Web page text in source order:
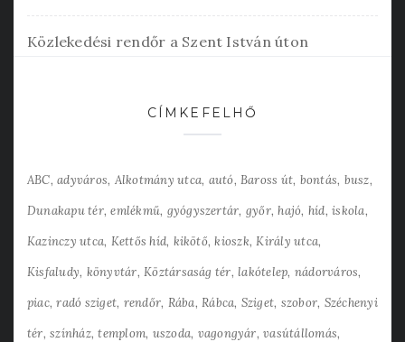
Közlekedési rendőr a Szent István úton
CÍMKEFELHŐ
ABC adyváros Alkotmány utca autó Baross út bontás busz
Dunakapu tér emlékmű gyógyszertár győr hajó híd iskola
Kazinczy utca Kettős híd kikötő kioszk Király utca
Kisfaludy könyvtár Köztársaság tér lakótelep nádorváros
piac radó sziget rendőr Rába Rábca Sziget szobor Széchenyi
tér színház templom uszoda vagongyár vasútállomás